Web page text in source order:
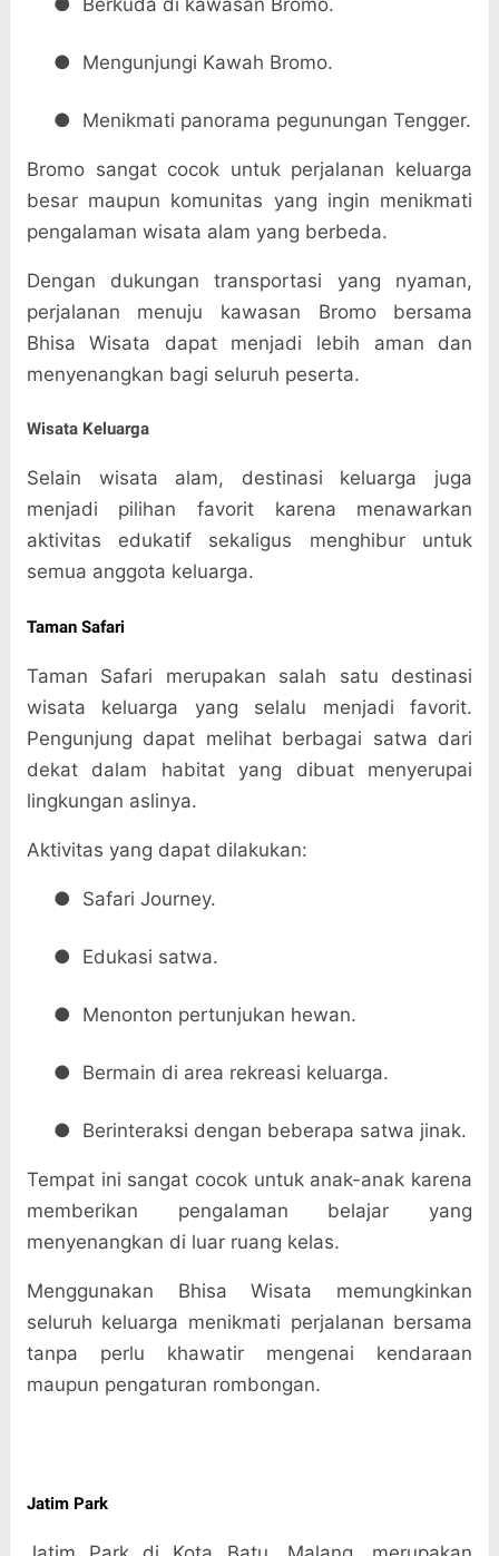
● Berkuda di kawasan Bromo.
● Mengunjungi Kawah Bromo.
● Menikmati panorama pegunungan Tengger.
Bromo sangat cocok untuk perjalanan keluarga
besar maupun komunitas yang ingin menikmati
pengalaman wisata alam yang berbeda.
Dengan dukungan transportasi yang nyaman,
perjalanan menuju kawasan Bromo bersama
Bhisa Wisata dapat menjadi lebih aman dan
menyenangkan bagi seluruh peserta.
Wisata Keluarga
Selain wisata alam, destinasi keluarga juga
menjadi pilihan favorit karena menawarkan
aktivitas edukatif sekaligus menghibur untuk
semua anggota keluarga.
Taman Safari
Taman Safari merupakan salah satu destinasi
wisata keluarga yang selalu menjadi favorit.
Pengunjung dapat melihat berbagai satwa dari
dekat dalam habitat yang dibuat menyerupai
lingkungan aslinya.
Aktivitas yang dapat dilakukan:
● Safari Journey.
● Edukasi satwa.
● Menonton pertunjukan hewan.
● Bermain di area rekreasi keluarga.
● Berinteraksi dengan beberapa satwa jinak.
Tempat ini sangat cocok untuk anak-anak karena
memberikan pengalaman belajar yang
menyenangkan di luar ruang kelas.
Menggunakan Bhisa Wisata memungkinkan
seluruh keluarga menikmati perjalanan bersama
tanpa perlu khawatir mengenai kendaraan
maupun pengaturan rombongan.
Jatim Park